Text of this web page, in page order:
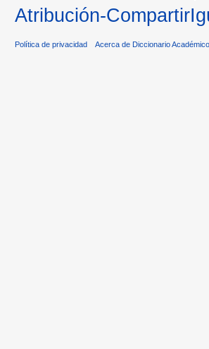
Atribución-
Política de privacidad Acerca de Diccionario